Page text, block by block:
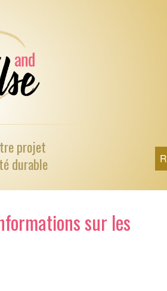
projet
durable
sur les